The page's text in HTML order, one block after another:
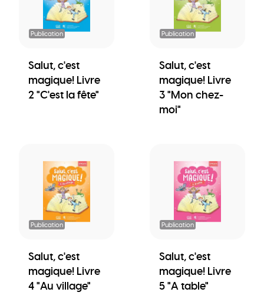
Publication
Salut, c'est
magique! Livre
2 "C'est la fête"
Publication
Salut, c'est
magique! Livre
3 "Mon chez-
moi"
Publication
Salut, c'est
magique! Livre
4 "Au village"
Publication
Salut, c'est
magique! Livre
5 "A table"